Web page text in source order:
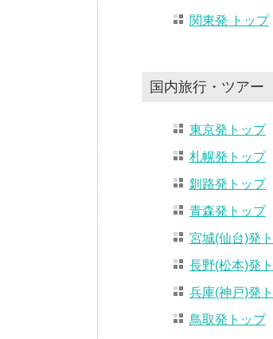
関東発 トップ
国内旅行・ツアー
東京発トップ
札幌発トップ
釧路発トップ
青森発トップ
宮城(仙台)発
長野(松本)発
兵庫(神戸)発
鳥取発トップ